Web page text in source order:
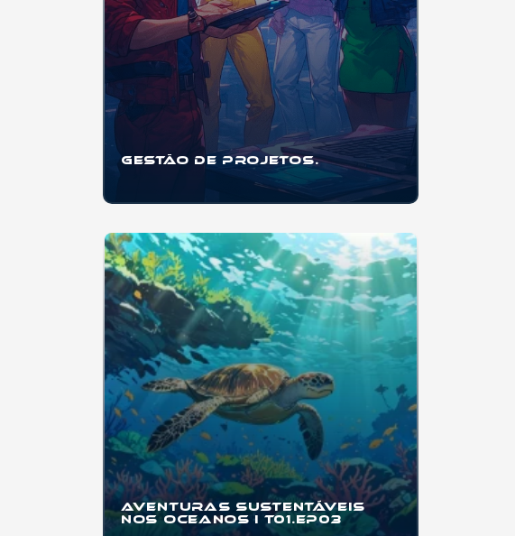
Gestão de Projetos.
Se você quer aprender a organizar projetos
startups...
Aventuras Sustentáveis
nos Oceanos I T01.EP03